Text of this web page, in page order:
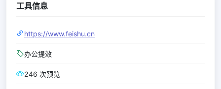
工具信息
https://www.feishu.cn
办公提效
246 次预览